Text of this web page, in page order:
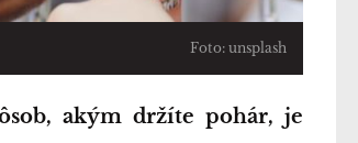
Foto: unsplash